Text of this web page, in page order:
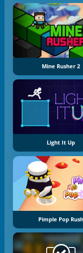
Mine Rusher 2
Light It Up
Pimple Pop Rush